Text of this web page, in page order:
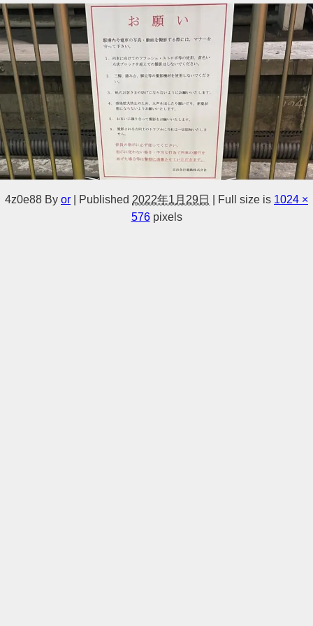
4z0e88 By or Published 2022年1月29日 Full size is 1024 ×
576pixels